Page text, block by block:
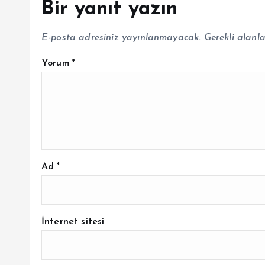
Bir yanıt yazın
E-posta adresiniz yayınlanmayacak. Gerekli
Yorum *
Ad*
İnternet sitesi